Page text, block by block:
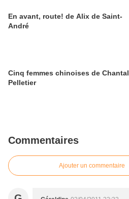
En avant, route! de Alix de Saint-
André
Cinq femmes chinoises de Chantal
Pelletier
Commentaires
Ajouter un commentaire